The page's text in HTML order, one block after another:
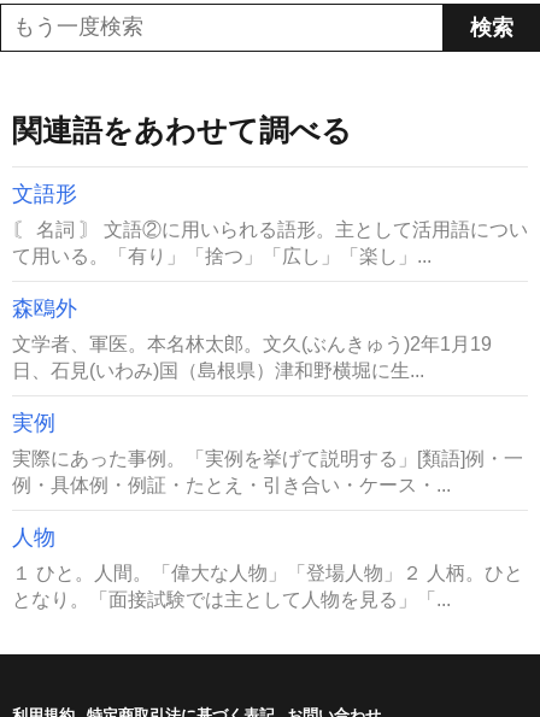
関連語をあわせて調べる
文語形
〘 名詞 〙 文語②に用いられる語形。主として活用語につい
て用いる。「有り」「捨つ」「広し」「楽し」...
森鴎外
文学者、軍医。本名林太郎。文久(ぶんきゅう)2年1月19
日、石見(いわみ)国（島根県）津和野横堀に生...
実例
実際にあった事例。「実例を挙げて説明する」[類語]例・一
例・具体例・例証・たとえ・引き合い・ケース・...
人物
１ ひと。人間。「偉大な人物」「登場人物」２ 人柄。ひと
となり。「面接試験では主として人物を見る」「...